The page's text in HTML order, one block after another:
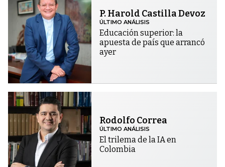
P. Harold Castilla Devoz
ÚLTIMO ANÁLISIS
Educación superior: la
apuesta de país que arrancó
ayer
Rodolfo Correa
ÚLTIMO ANÁLISIS
El trilema de la IA en
Colombia